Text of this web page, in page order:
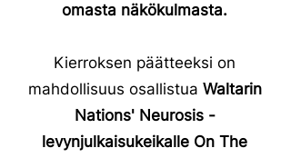
omasta näkökulmasta.
Kierroksen päätteeksi on
mahdollisuus osallistua Waltarin
Nations' Neurosis -
levynjulkaisukeikalle On The